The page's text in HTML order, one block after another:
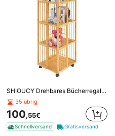
OYAJIA Weiß Bürostuhl Ergonomischer, Höhenverstellbar Drehstuhl mit Kopfstütze und Armlehnen, Schreibtischstuhl mit Große Rückenlehne, Chefsessel mit Fußpolstern, für Homeoffice, Studie
,84€104,18€
Schnellversand
SHIOUCY Drehbares Bücherregal, 5-stufiges mobiles Bücherregal, Bücherregal mit offenem Designregal
35 übrig
100,55€
Schnellversand Gratisversand